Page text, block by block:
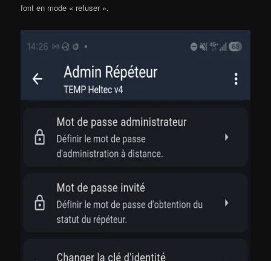
font en mode « refuser ».